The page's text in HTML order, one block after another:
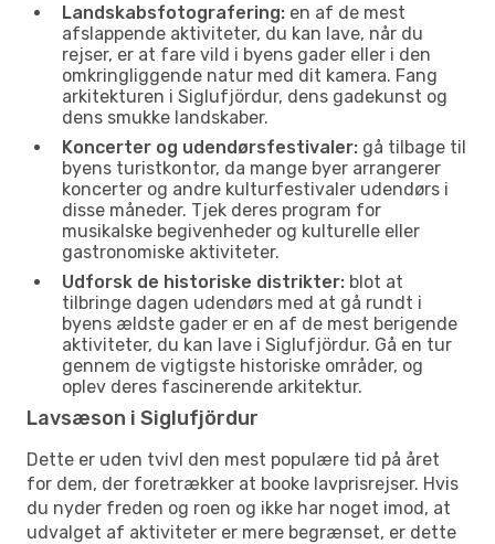
Landskabsfotografering: en af de mest
afslappende aktiviteter, du kan lave, når du
rejser, er at fare vild i byens gader eller i den
omkringliggende natur med dit kamera. Fang
arkitekturen i Siglufjördur, dens gadekunst og
dens smukke landskaber.
Koncerter og udendørsfestivaler: gå tilbage til
byens turistkontor, da mange byer arrangerer
koncerter og andre kulturfestivaler udendørs i
disse måneder. Tjek deres program for
musikalske begivenheder og kulturelle eller
gastronomiske aktiviteter.
Udforsk de historiske distrikter: blot at
tilbringe dagen udendørs med at gå rundt i
byens ældste gader er en af de mest berigende
aktiviteter, du kan lave i Siglufjördur. Gå en tur
gennem de vigtigste historiske områder, og
oplev deres fascinerende arkitektur.
Lavsæson i Siglufjördur
Dette er uden tvivl den mest populære tid på året
for dem, der foretrækker at booke lavprisrejser. Hvis
du nyder freden og roen og ikke har noget imod, at
udvalget af aktiviteter er mere begrænset, er dette